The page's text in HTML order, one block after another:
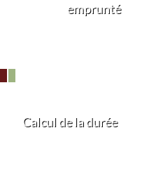
emprunté
Calcul de la durée